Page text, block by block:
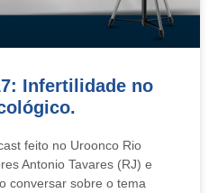
Infertilidade no
feito no Uroonco Rio
Antonio Tavares (RJ) e
conversar sobre o tema